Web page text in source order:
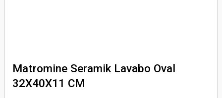
Matromine Seramik Lavabo Oval
32X40X11 CM